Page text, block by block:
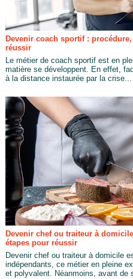
Devenir coach sportif :
réussir
Le métier de coach sportif est en
matière se développent. En effet,
à la distance instaurée par la crise...
Devenir chef ou traiteur à
étapes pour réussir
Devenir chef ou traiteur à domicile
indépendants, ce métier en pleine
et polyvalent. Néanmoins, avant de